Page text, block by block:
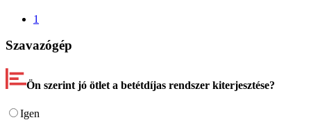
1
Szavazógép
Ön szerint jó ötlet a betétdíjas rendszer kiterjesztése?
Igen